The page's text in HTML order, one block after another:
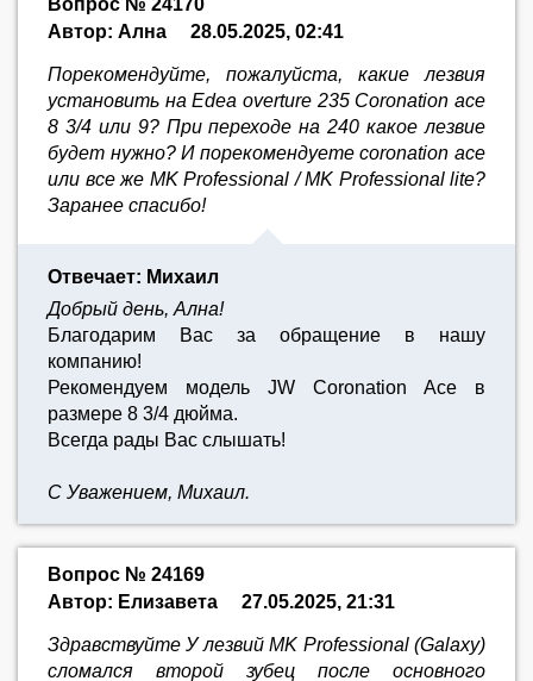
Вопрос № 24170
Автор: Ална
28.05.2025, 02:41
Порекомендуйте, пожалуйста, какие лезвия
установить на Edea overture 235 Coronation ace
8 3/4 или 9? При переходе на 240 какое лезвие
будет нужно? И порекомендуете coronation ace
или все же MK Professional / MK Professional lite?
Заранее спасибо!
Отвечает: Михаил
Добрый день, Ална!
Благодарим Вас за обращение в нашу
компанию!
Рекомендуем модель JW Coronation Ace в
размере 8 3/4 дюйма.
Всегда рады Вас слышать!
С Уважением, Михаил.
Вопрос № 24169
Автор: Елизавета
27.05.2025, 21:31
Здравствуйте У лезвий MK Professional (Galaxy)
сломался второй зубец после основного